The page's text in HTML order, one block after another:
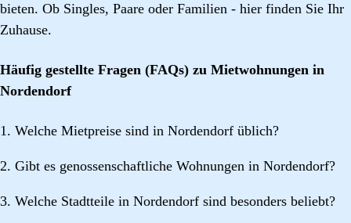
bieten. Ob Singles, Paare oder Familien - hier finden Sie Ihr
Zuhause.
Häufig gestellte Fragen (FAQs) zu Mietwohnungen in
Nordendorf
1. Welche Mietpreise sind in Nordendorf üblich?
2. Gibt es genossenschaftliche Wohnungen in Nordendorf?
3. Welche Stadtteile in Nordendorf sind besonders beliebt?